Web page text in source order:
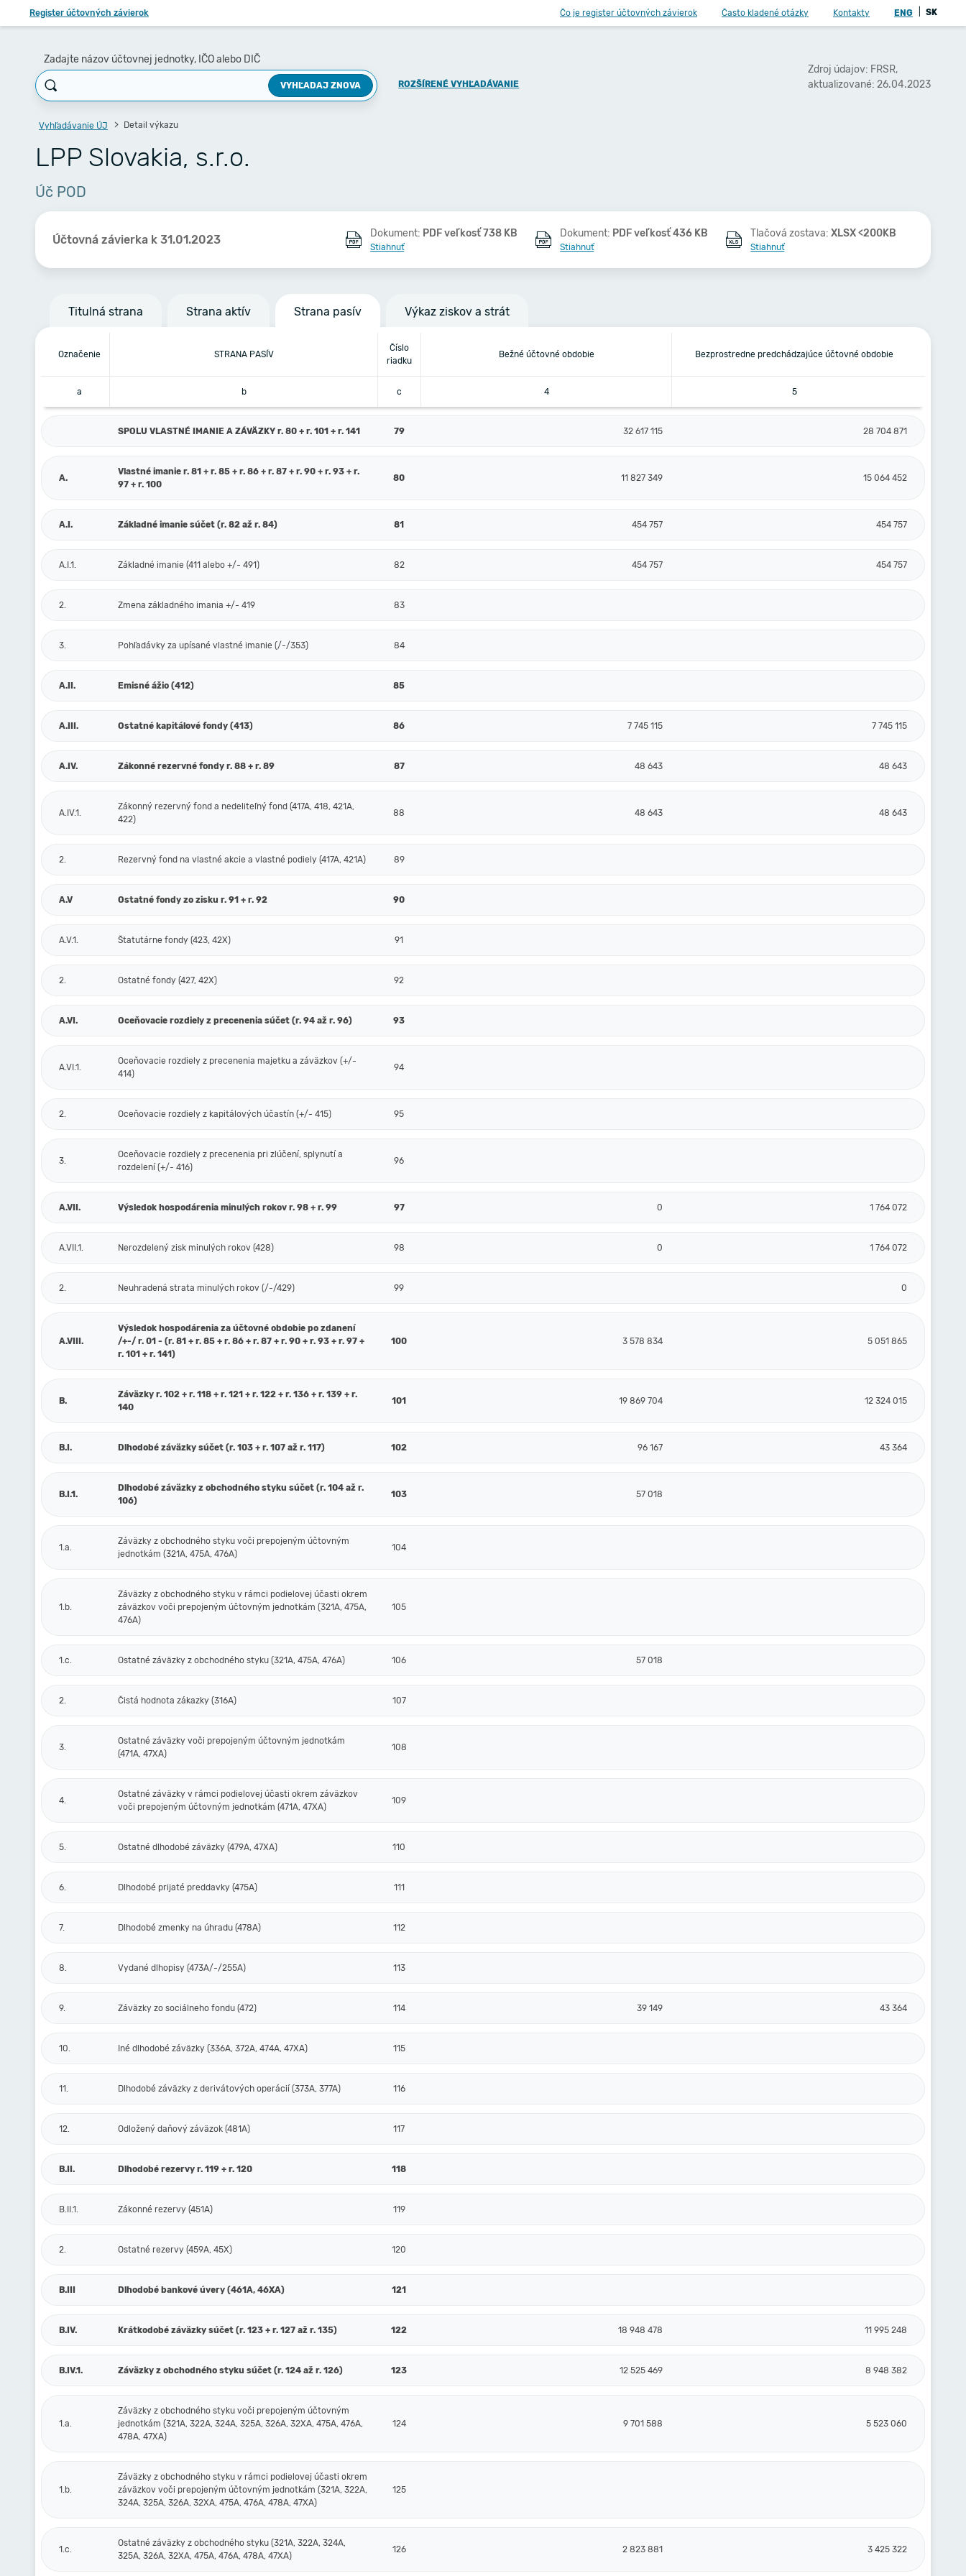
Register účtovných závierok Čo je register účtovných závierok Často kladené otázky Kontakty ENG SK
Zadajte názov účtovnej jednotky, IČO alebo DIČ
VYHĽADAJ ZNOVA ROZŠÍRENÉ VYHĽADÁVANIE
Zdroj údajov: FRSR,
aktualizované: 26.04.2023
Vyhľadávanie ÚJ Detail výkazu
LPP Slovakia, s.r.o.
Úč POD
Účtovná závierka k 31.01.2023 Dokument: PDF veľkosť 738 KB
Stiahnuť
Dokument: PDF veľkosť 436 KB
Stiahnuť
Tlačová zostava:XLSX <200KB
Stiahnuť
Titulná strana Strana aktív Strana pasív Výkaz ziskov a strát
Označenie STRANA PASÍV
Číslo
riadku
Bežné účtovné obdobie Bezprostredne predchádzajúce účtovné obdobie
a b c 4 5
SPOLU VLASTNÉ IMANIE A ZÁVÄZKY r. 80 + r. 101 + r. 141 79 32 617 115 28 704 871
A.
Vlastné imanie r. 81 + r. 85 + r. 86 + r. 87 + r. 90 + r. 93 + r.
97 + r. 100
80 11 827 349 15 064 452
A.I. Základné imanie súčet (r. 82 až r. 84) 81 454 757 454 757
A.I.1. Základné imanie (411 alebo +/- 491) 82 454 757 454 757
2. Zmena základného imania +/- 419 83
3. Pohľadávky za upísané vlastné imanie (/-/353) 84
A.II. Emisné ážio (412) 85
A.III. Ostatné kapitálové fondy (413) 86 7 745 115 7 745 115
A.IV. Zákonné rezervné fondy r. 88 + r. 89 87 48 643 48 643
A.IV.1.
Zákonný rezervný fond a nedeliteľný fond (417A, 418, 421A,
422)
88 48 643 48 643
2. Rezervný fond na vlastné akcie a vlastné podiely (417A, 421A) 89
A.V Ostatné fondy zo zisku r. 91 + r. 92 90
A.V.1. Štatutárne fondy (423, 42X) 91
2. Ostatné fondy (427, 42X) 92
A.VI. Oceňovacie rozdiely z precenenia súčet (r. 94 až r. 96) 93
A.VI.1.
Oceňovacie rozdiely z precenenia majetku a záväzkov (+/-
414)
94
2. Oceňovacie rozdiely z kapitálových účastín (+/- 415) 95
3.
Oceňovacie rozdiely z precenenia pri zlúčení, splynutí a
rozdelení (+/- 416)
96
A.VII. Výsledok hospodárenia minulých rokov r. 98 + r. 99 97 0 1 764 072
A.VII.1. Nerozdelený zisk minulých rokov (428) 98 0 1 764 072
2. Neuhradená strata minulých rokov (/-/429) 99 0
A.VIII.
Výsledok hospodárenia za účtovné obdobie po zdanení
/+-/ r. 01 - (r. 81 + r. 85 + r. 86 + r. 87 + r. 90 + r. 93 + r. 97 +
r. 101 + r. 141)
100 3 578 834 5 051 865
B.
Záväzky r. 102 + r. 118 + r. 121 + r. 122 + r. 136 + r. 139 + r.
140
101 19 869 704 12 324 015
B.I. Dlhodobé záväzky súčet (r. 103 + r. 107 až r. 117) 102 96 167 43 364
B.I.1.
Dlhodobé záväzky z obchodného styku súčet (r. 104 až r.
106)
103 57 018
1.a.
Záväzky z obchodného styku voči prepojeným účtovným
jednotkám (321A, 475A, 476A)
104
1.b.
Záväzky z obchodného styku v rámci podielovej účasti okrem
záväzkov voči prepojeným účtovným jednotkám (321A, 475A,
476A)
105
1.c. Ostatné záväzky z obchodného styku (321A, 475A, 476A) 106 57 018
2. Čistá hodnota zákazky (316A) 107
3.
Ostatné záväzky voči prepojeným účtovným jednotkám
(471A, 47XA)
108
4.
Ostatné záväzky v rámci podielovej účasti okrem záväzkov
voči prepojeným účtovným jednotkám (471A, 47XA)
109
5. Ostatné dlhodobé záväzky (479A, 47XA) 110
6. Dlhodobé prijaté preddavky (475A) 111
7. Dlhodobé zmenky na úhradu (478A) 112
8. Vydané dlhopisy (473A/-/255A) 113
9. Záväzky zo sociálneho fondu (472) 114 39 149 43 364
10. Iné dlhodobé záväzky (336A, 372A, 474A, 47XA) 115
11. Dlhodobé záväzky z derivátových operácií (373A, 377A) 116
12. Odložený daňový záväzok (481A) 117
B.II. Dlhodobé rezervy r. 119 + r. 120 118
B.II.1. Zákonné rezervy (451A) 119
2. Ostatné rezervy (459A, 45X) 120
B.III Dlhodobé bankové úvery (461A, 46XA) 121
B.IV. Krátkodobé záväzky súčet (r. 123 + r. 127 až r. 135) 122 18 948 478 11 995 248
B.IV.1. Záväzky z obchodného styku súčet (r. 124 až r. 126) 123 12 525 469 8 948 382
1.a.
Záväzky z obchodného styku voči prepojeným účtovným
jednotkám (321A, 322A, 324A, 325A, 326A, 32XA, 475A, 476A,
478A, 47XA)
124 9 701 588 5 523 060
1.b.
Záväzky z obchodného styku v rámci podielovej účasti okrem
záväzkov voči prepojeným účtovným jednotkám (321A, 322A,
324A, 325A, 326A, 32XA, 475A, 476A, 478A, 47XA)
125
1.c.
Ostatné záväzky z obchodného styku (321A, 322A, 324A,
325A, 326A, 32XA, 475A, 476A, 478A, 47XA)
126 2 823 881 3 425 322